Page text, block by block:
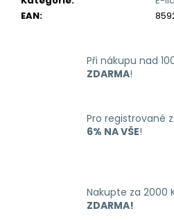
EAN:
Při nákupu nad
ZDARMA!
Pro registrované
6% NA VŠE!
Nakupte za 2000
ZDARMA!
č
u